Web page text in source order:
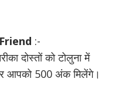
:-
दोस्तों को टोलुना में
आपको 500 अंक मिलेंगे।